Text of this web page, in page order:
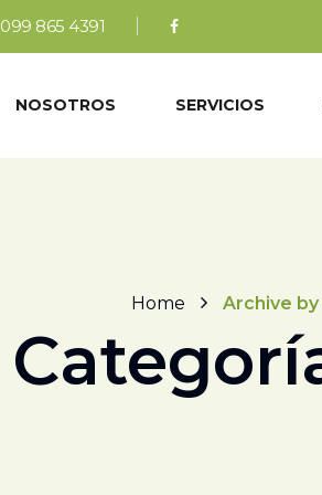
099 865 4391
NOSOTROS SERVICIOS
Home Archive